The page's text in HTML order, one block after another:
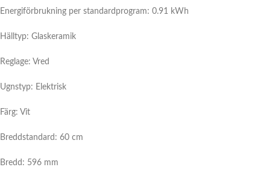
Energiförbrukning per standardprogram: 0.91 kWh
Hälltyp: Glaskeramik
Reglage: Vred
Ugnstyp: Elektrisk
Färg: Vit
Breddstandard: 60 cm
Bredd: 596 mm